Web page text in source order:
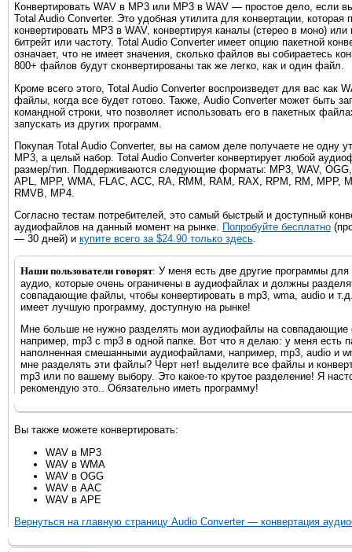
Конвертировать WAV в MP3 или MP3 в WAV — простое дело, если
Total Audio Converter. Это удобная утилита для конвертации, которая
конвертировать MP3 в WAV, конвертируя каналы (стерео в моно) или
битрейт или частоту. Total Audio Converter имеет опцию пакетной
означает, что не имеет значения, сколько файлов вы собираетесь
800+ файлов будут сконвертированы так же легко, как и один файл.
Кроме всего этого, Total Audio Converter воспроизведет для вас как
файлы, когда все будет готово. Также, Audio Converter может быть
командной строки, что позволяет использовать его в пакетных
запускать из других программ.
Покупая Total Audio Converter, вы на самом деле получаете не одну
MP3, а целый набор. Total Audio Converter конвертирует любой
размер/тип. Поддерживаются следующие форматы: MP3, WAV,
APL, MPP, WMA, FLAC, ACC, RA, RMM, RAM, RAX, RPM, RM, MPP,
RMVB, MP4.
Согласно тестам потребителей, это самый быстрый и доступный
аудиофайлов на данный момент на рынке. Попробуйте бесплатно
— 30 дней) и купите всего за $24.90 только здесь.
Наши пользователи говорят: У меня есть две другие программы для
аудио, которые очень ограничены в аудиофайлах и должны
совпадающие файлы, чтобы конвертировать в mp3, wma, audio и
имеет лучшую программу, доступную на рынке!
Мне больше не нужно разделять мои аудиофайлы на
например, mp3 с mp3 в одной папке. Вот что я делаю: у меня есть
наполненная смешанными аудиофайлами, например, mp3, audio и
мне разделять эти файлы? Черт нет! выделите все файлы и
mp3 или по вашему выбору. Это какое-то крутое разделение! Я
рекомендую это.. Обязательно иметь программу!
Вы также можете конвертировать:
WAV в MP3
WAV в WMA
WAV в OGG
WAV в AAC
WAV в APE
Вернуться на главную страницу Audio Converter — конвертация